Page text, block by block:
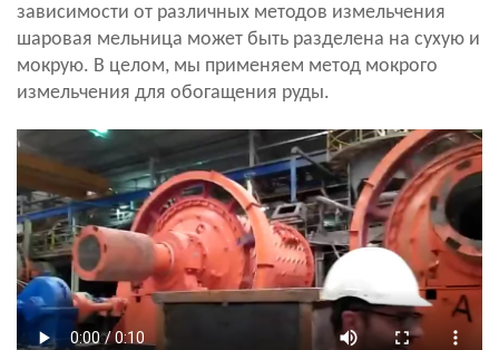
зависимости от различных методов измельчения
шаровая мельница может быть разделена на сухую и
мокрую. В целом, мы применяем метод мокрого
измельчения для обогащения руды.